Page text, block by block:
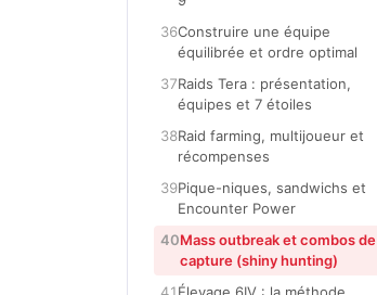
36Construire une équipe
équilibrée et ordre optimal
37Raids Tera : présentation,
équipes et 7 étoiles
38Raid farming, multijoueur et
récompenses
39Pique-niques, sandwichs et
Encounter Power
40Mass outbreak et combos de
capture (shiny hunting)